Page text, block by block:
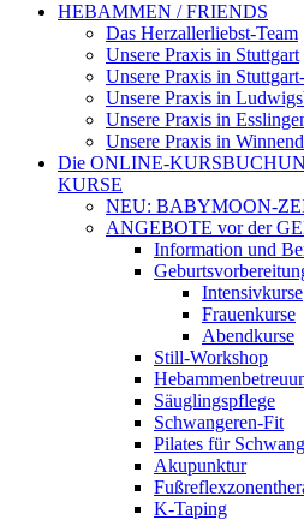
HEBAMMEN / FRIENDS
Das Herzallerliebst-Team
Unsere Praxis in Stuttgart
Unsere Praxis in
Unsere Praxis in
Unsere Praxis in
Unsere Praxis in
Die ONLINE-
KURSE
NEU: BABYMOON-
ANGEBOTE vor der
Information und
Intensivkurse
Frauenkurse
Abendkurse
Still-Workshop
Säuglingspflege
Schwangeren-Fit
Pilates für
Akupunktur
K-Taping